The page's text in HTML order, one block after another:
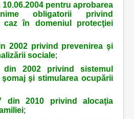
pentru aprobarea
obligatorii privind
caz în domeniul protecţiei
2002 privind prevenirea şi
sociale;
2002 privind sistemul
şi stimularea ocupării
din 2010 privind alocaţia
;